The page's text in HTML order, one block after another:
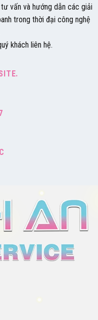
vấn và hướng dẫn các giải
trong thời đại công nghệ
khách liên hệ.